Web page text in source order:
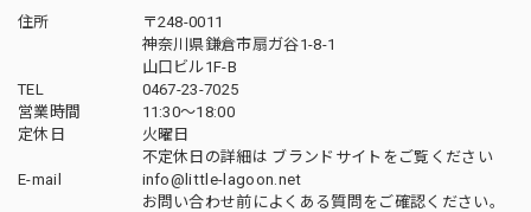
住所
〒248-0011
神奈川県鎌倉市扇ガ谷1-8-1
山口ビル1F-B
TEL
0467-23-7025
営業時間
11:30～18:00
定休日
火曜日
不定休日の詳細は ブランドサイト をご覧ください
E-mail
info@little-lagoon.net
お問い合わせ前によくある質問をご確認ください。